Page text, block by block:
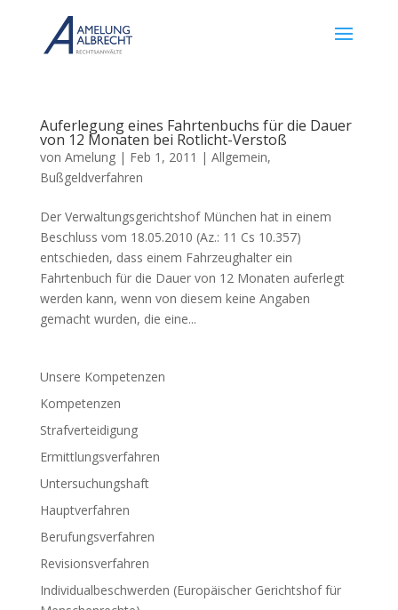
Auferlegung eines Fahrtenbuchs für die Dauer
von 12 Monaten bei Rotlicht-Verstoß
von Amelung| Feb 1, 2011 | Allgemein,
Bußgeldverfahren
Der Verwaltungsgerichtshof München hat in einem
Beschluss vom 18.05.2010 (Az.: 11 Cs 10.357)
entschieden, dass einem Fahrzeughalter ein
Fahrtenbuch für die Dauer von 12 Monaten auferlegt
werden kann, wenn von diesem keine Angaben
gemacht wurden, die eine...
Unsere Kompetenzen
Kompetenzen
Strafverteidigung
Ermittlungsverfahren
Untersuchungshaft
Hauptverfahren
Berufungsverfahren
Revisionsverfahren
Individualbeschwerden (Europäischer Gerichtshof für